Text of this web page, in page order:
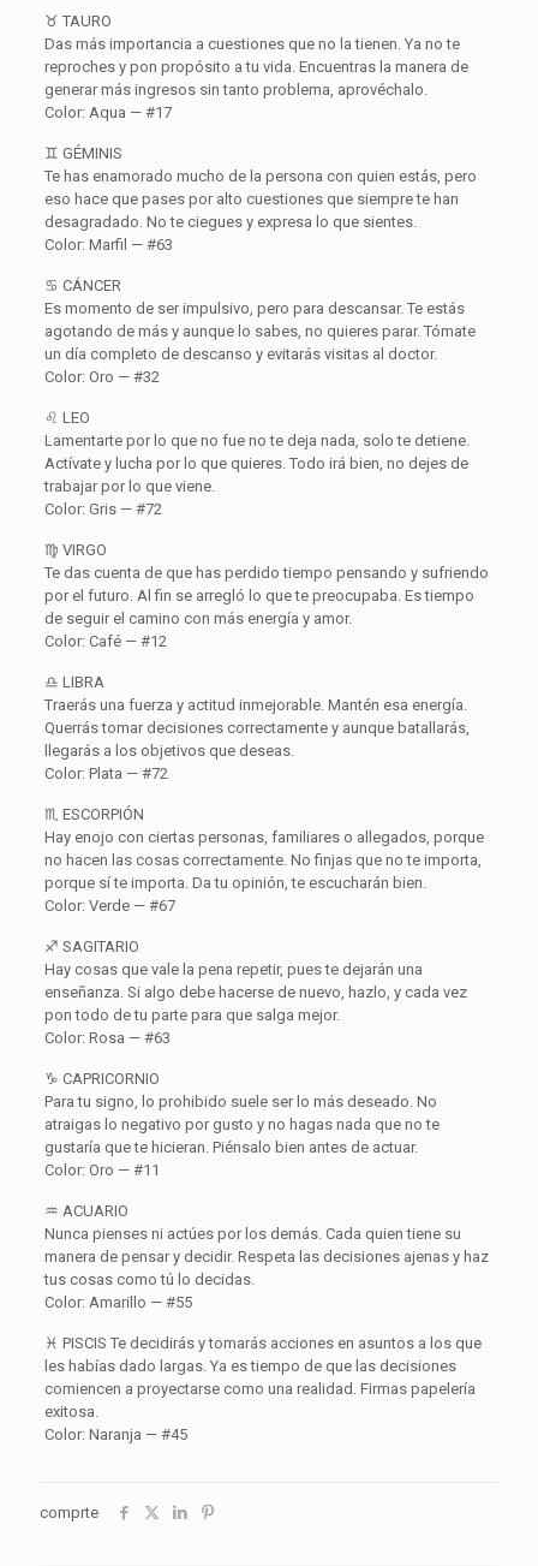
♉ TAURO
Das más importancia a cuestiones que no la tienen. Ya no te
reproches y pon propósito a tu vida. Encuentras la manera de
generar más ingresos sin tanto problema, aprovéchalo.
Color: Aqua — #17
♊ GÉMINIS
Te has enamorado mucho de la persona con quien estás, pero
eso hace que pases por alto cuestiones que siempre te han
desagradado. No te ciegues y expresa lo que sientes.
Color: Marfil — #63
♋ CÁNCER
Es momento de ser impulsivo, pero para descansar. Te estás
agotando de más y aunque lo sabes, no quieres parar. Tómate
un día completo de descanso y evitarás visitas al doctor.
Color: Oro — #32
♌ LEO
Lamentarte por lo que no fue no te deja nada, solo te detiene.
Actívate y lucha por lo que quieres. Todo irá bien, no dejes de
trabajar por lo que viene.
Color: Gris — #72
♍ VIRGO
Te das cuenta de que has perdido tiempo pensando y sufriendo
por el futuro. Al fin se arregló lo que te preocupaba. Es tiempo
de seguir el camino con más energía y amor.
Color: Café — #12
♎ LIBRA
Traerás una fuerza y actitud inmejorable. Mantén esa energía.
Querrás tomar decisiones correctamente y aunque batallarás,
llegarás a los objetivos que deseas.
Color: Plata — #72
♏ ESCORPIÓN
Hay enojo con ciertas personas, familiares o allegados, porque
no hacen las cosas correctamente. No finjas que no te importa,
porque sí te importa. Da tu opinión, te escucharán bien.
Color: Verde — #67
♐ SAGITARIO
Hay cosas que vale la pena repetir, pues te dejarán una
enseñanza. Si algo debe hacerse de nuevo, hazlo, y cada vez
pon todo de tu parte para que salga mejor.
Color: Rosa — #63
♑ CAPRICORNIO
Para tu signo, lo prohibido suele ser lo más deseado. No
atraigas lo negativo por gusto y no hagas nada que no te
gustaría que te hicieran. Piénsalo bien antes de actuar.
Color: Oro — #11
♒ ACUARIO
Nunca pienses ni actúes por los demás. Cada quien tiene su
manera de pensar y decidir. Respeta las decisiones ajenas y haz
tus cosas como tú lo decidas.
Color: Amarillo — #55
♓ PISCIS Te decidirás y tomarás acciones en asuntos a los que
les habías dado largas. Ya es tiempo de que las decisiones
comiencen a proyectarse como una realidad. Firmas papelería
exitosa.
Color: Naranja — #45
comprte